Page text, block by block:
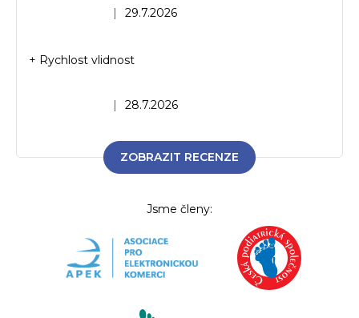
Hodnocení obchodu je 5 z 5 hvězdiček.
| 29.7.2026
Hodnocení obchodu je 5 z 5 hvězdiček.
| 28.7.2026
+ Rychlost vlidnost
ZOBRAZIT RECENZE
Jsme členy: